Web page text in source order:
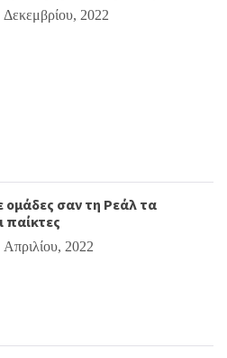
2022
ομάδες σαν τη Ρεάλ τα
παίκτες
2022